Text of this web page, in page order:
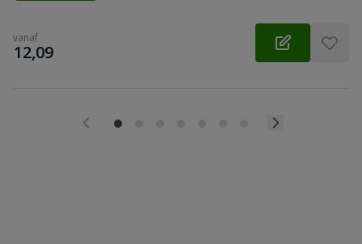
vanaf
€
12,09